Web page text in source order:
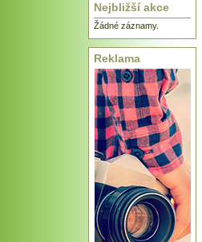
Nejbližší akce
Žádné záznamy.
Reklama